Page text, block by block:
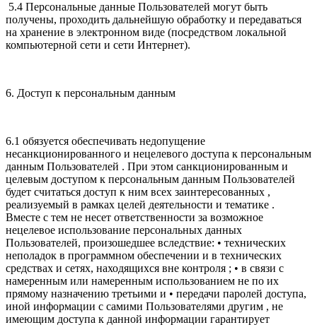
5.4 Персональные данные Пользователей могут быть
получены, проходить дальнейшую обработку и передаваться
на хранение в электронном виде (посредством локальной
компьютерной сети и сети Интернет).
6. Доступ к персональным данным
6.1 обязуется обеспечивать недопущение
несанкционированного и нецелевого доступа к персональным
данным Пользователей . При этом санкционированным и
целевым доступом к персональным данным Пользователей
будет считаться доступ к ним всех заинтересованных ,
реализуемый в рамках целей деятельности и тематике .
Вместе с тем не несет ответственности за возможное
нецелевое использование персональных данных
Пользователей, произошедшее вследствие: • технических
неполадок в программном обеспечении и в технических
средствах и сетях, находящихся вне контроля ; • в связи с
намеренным или намеренным использованием не по их
прямому назначению третьими и • передачи паролей доступа,
иной информации с самими Пользователями другим , не
имеющим доступа к данной информации гарантирует